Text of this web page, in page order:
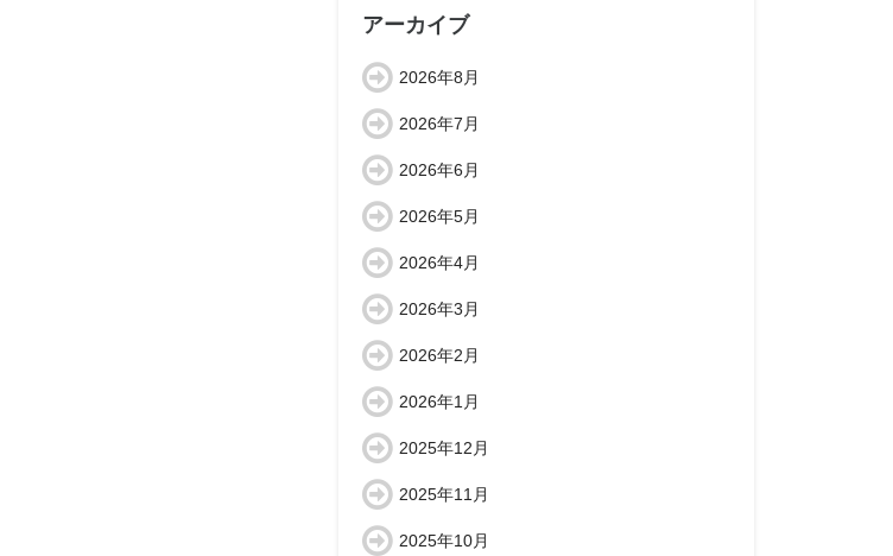
アーカイブ
2026年8月
2026年7月
2026年6月
2026年5月
2026年4月
2026年3月
2026年2月
2026年1月
2025年12月
2025年11月
2025年10月